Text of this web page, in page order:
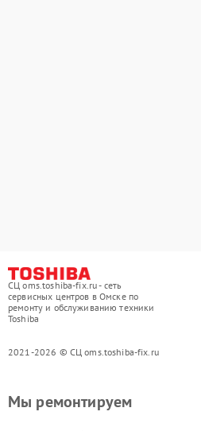
СЦ oms.toshiba-fix.ru - сеть
сервисных центров в Омске по
ремонту и обслуживанию техники
Toshiba
2021-2026 © СЦ oms.toshiba-fix.ru
Мы ремонтируем